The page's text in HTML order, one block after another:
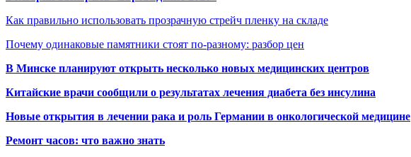
Как правильно использовать прозрачную стрейч пленку на складе
Почему одинаковые памятники стоят по-разному: разбор цен
В Минске планируют открыть несколько новых медицинских центров
Китайские врачи сообщили о результатах лечения диабета без инсулина
Новые открытия в лечении рака и роль Германии в онкологической медицине
Ремонт часов: что важно знать